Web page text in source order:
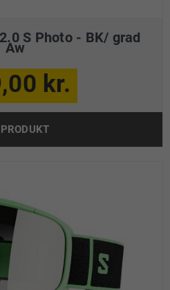
S Photo - BK/ grad
Aw
kr.